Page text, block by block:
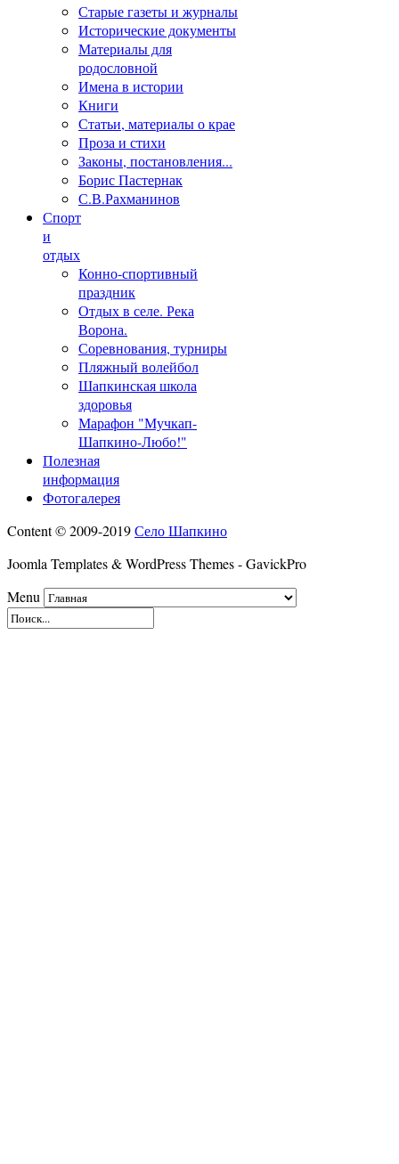
Старые газеты и журналы
Исторические документы
Материалы для
родословной
Имена в истории
Книги
Статьи, материалы о крае
Проза и стихи
Законы, постановления...
Борис Пастернак
С.В.Рахманинов
Спорт
и
отдых
Конно-спортивный
праздник
Отдых в селе. Река
Ворона.
Соревнования, турниры
Пляжный волейбол
Шапкинская школа
здоровья
Марафон "Мучкап-
Шапкино-Любо!"
Полезная
информация
Фотогалерея
Content © 2009-2019Село Шапкино
Joomla Templates & WordPress Themes - GavickPro
Menu